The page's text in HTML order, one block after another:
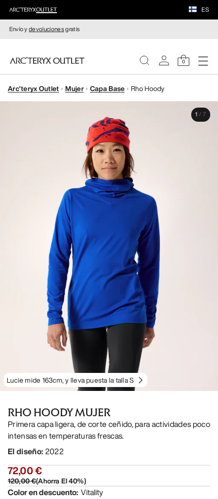
ES
Envío ydevolucionesgratis
0
MUJERE
Arc'teryx Outlet Mujer Capa Base Rho Hoody
Lucie mide 163cm, y lleva puesta la talla S
1 / 7
RHO HOODY MUJER
Primera capa ligera, de corte ceñido, para actividades poco
intensas en temperaturas frescas.
El diseño: 2022
72,00 €
120,00 €(Ahorra El40%)
Color en descuento: Vitality